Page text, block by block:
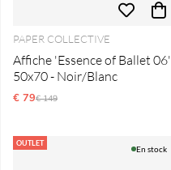
PAPER COLLECTIVE
Affiche 'Essence of Ballet 06'
50x70 - Noir/Blanc
€ 79Prix régulier:
€ 149
OUTLET
En stock